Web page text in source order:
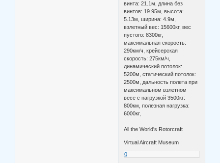
винта: 21.1м, длина без
винтов: 19.95м, высота:
5.13м, ширина: 4.9м,
взлетный вес: 15600кг, вес
пустого: 8300кг,
максимальная скорость:
290км/ч, крейсерская
скорость: 275км/ч,
динамический потолок:
5200м, статический потолок:
2500м, дальность полета при
максимальном взлетном
весе с нагрузкой 3500кг:
800км, полезная нагрузка:
6000кг,
All the World's Rotorcraft
Virtual Aircraft Museum
0